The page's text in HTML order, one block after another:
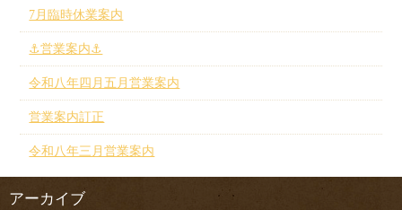
7月臨時休業案内
⚓︎営業案内⚓︎
令和八年四月五月営業案内
営業案内訂正
令和八年三月営業案内
アーカイブ